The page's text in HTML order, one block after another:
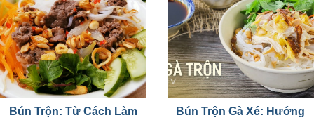
Bún Trộn: Từ Cách Làm
Bún Trộn Gà Xé: Hướng